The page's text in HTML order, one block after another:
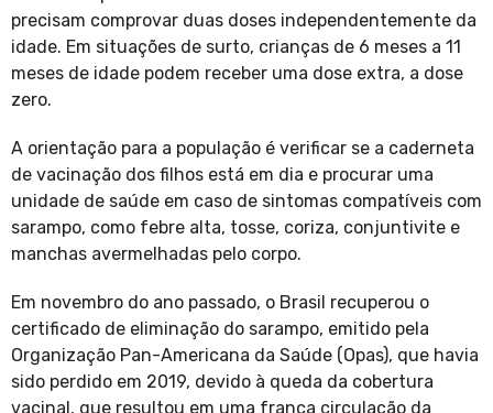
precisam comprovar duas doses independentemente da
idade. Em situações de surto, crianças de 6 meses a 11
meses de idade podem receber uma dose extra, a dose
zero.
A orientação para a população é verificar se a caderneta
de vacinação dos filhos está em dia e procurar uma
unidade de saúde em caso de sintomas compatíveis com
sarampo, como febre alta, tosse, coriza, conjuntivite e
manchas avermelhadas pelo corpo.
Em novembro do ano passado, o Brasil recuperou o
certificado de eliminação do sarampo, emitido pela
Organização Pan-Americana da Saúde (Opas), que havia
sido perdido em 2019, devido à queda da cobertura
vacinal, que resultou em uma franca circulação da